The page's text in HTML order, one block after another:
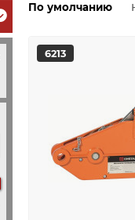
По умолчанию
6213